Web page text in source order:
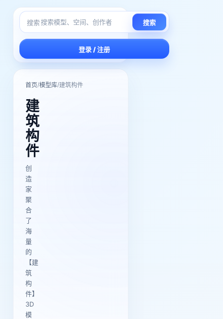
搜索 搜索
登录 / 注册
首页/模型库/建筑构件
建
筑
构
件
创
造
家
聚
合
了
海
量
的
【建
筑
构
件】
3D
模